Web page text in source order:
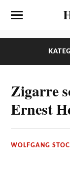
Zigarre
Ernest
WOLFGANG